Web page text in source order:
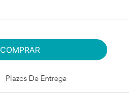
COMPRAR
Plazos De Entrega